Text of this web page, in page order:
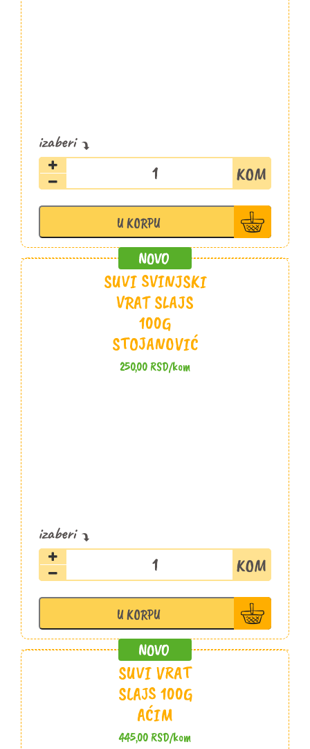
Pršuta
slajs
Aćim
količina
U KORPU
SUVI SVINJSKI
VRAT SLAJS
100G
STOJANOVIĆ
250,00RSD/kom
Suvi
svinjski
slajs
100g
Stojanović
količina
U KORPU
SUVI VRAT
SLAJS 100G
AĆIM
445,00RSD/kom